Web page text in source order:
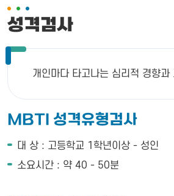
성격검사
개인마다 타고나는 심리적 경향
MBTI 성격유형검사
대 상 : 고등학교 1학년이상 - 성인
소요시간 : 약 40 - 50분